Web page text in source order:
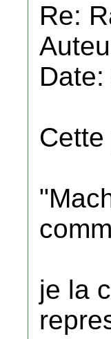
Re:
je la